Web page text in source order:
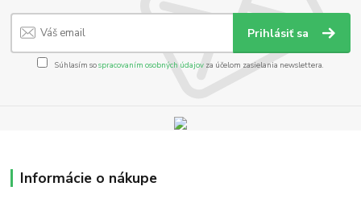
Prihlásiť sa
Súhlasím sospracovaním osobných údajov za účelom zasielania newslettera.
Informácie o nákupe